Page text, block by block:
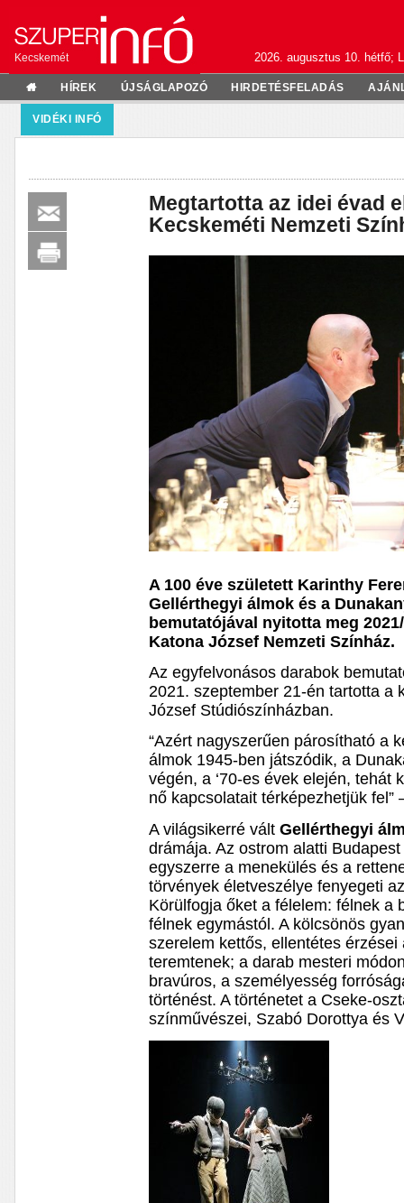
Kecskemét 2026. augusztus 10. hétfő;
HÍREK ÚJSÁGLAPOZÓ HIRDETÉSFELADÁS
VIDÉKI INFÓ
Megtartotta az idei évad
Kecskeméti Nemzeti
A 100 éve született Karinthy
Gellérthegyi álmok és a
bemutatójával nyitotta meg
Katona József Nemzeti Színház.
Az egyfelvonásos darabok
2021. szeptember 21-én tartotta a
József Stúdiószínházban.
“Azért nagyszerűen párosítható a
álmok 1945-ben játszódik, a
végén, a ‘70-es évek elején, tehát
nő kapcsolatait térképezhetjük
A világsikerré váltGellérthegyi
drámája. Az ostrom alatti
egyszerre a menekülés és a
törvények életveszélye fenyegeti
Körülfogja őket a félelem: félnek a
félnek egymástól. A kölcsönös
szerelem kettős, ellentétes
teremtenek; a darab mesteri
bravúros, a személyesség
történést. A történetet a Cseke-
színművészei, Szabó Dorottya és